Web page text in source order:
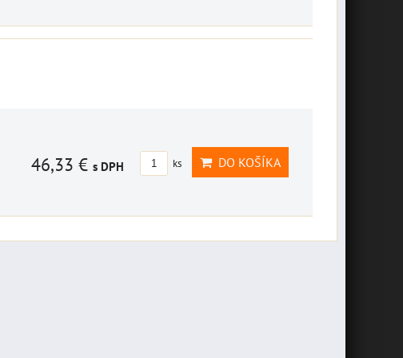
46,33 € s DPH ks DO KOŠÍKA